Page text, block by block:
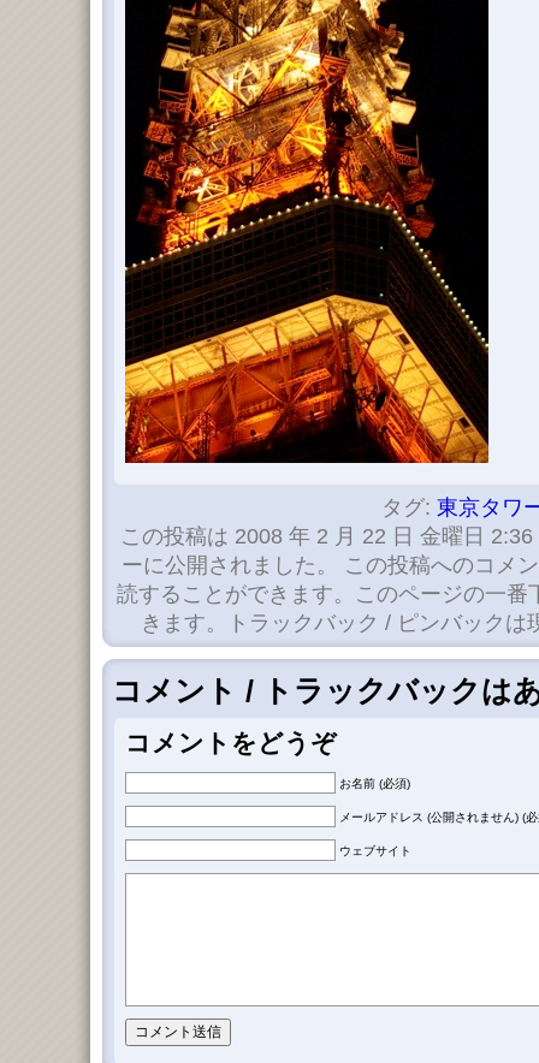
タグ: 東京タワ
この投稿は 2008 年 2 月 22 日 金曜日
ーに公開されました。 この投稿へのコメ
読することができます。このページの一番
きます。トラックバック / ピンバックは
コメント / トラックバックは
コメントをどうぞ
お名前 (必須)
メールアドレス (公開されません) (
ウェブサイト